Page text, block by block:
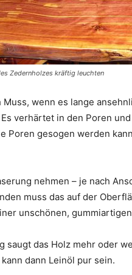
Zedernholzes kräftig leuchten
wenn es lange
verhärtet in den Poren
Poren gesogen werden
nehmen – je nach
muss das auf der
unschönen,
saugt das Holz mehr oder
dann Leinöl pur sein.